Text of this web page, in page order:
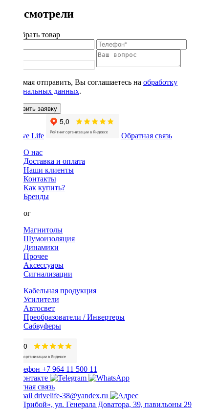
Вы смотрели
Подобрать товар
Нажимая отправить, Вы соглашаетесь на обработку
персональных данных.
Оставить заявку
Обратная связь
О нас
Доставка и оплата
Наши клиенты
Контакты
Как купить?
Бренды
Каталог
Магнитолы
Шумоизоляция
Динамики
Прочее
Аксессуары
Сигнализации
Кабельная продукция
Усилители
Автосвет
Преобразователи / Инвертеры
Сабвуферы
+7 964 11 500 11
Обратная связь
drivelife-38@yandex.ru
ТЦ «Прибой», ул. Генерала Доватора, 39, павильоны 29